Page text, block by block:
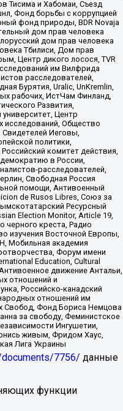
Тисима и Хабомаи, Съезд
Фонд борьбы с коррупцией
фонд природы, BDR Novaja
дом прав человека
дом прав человека
Тбилиси, Дом прав
Центр дикого лосося, TVR
им Вилфрида
расследователей,
Бурятия, Uralic, UnKremlin,
рабочих, ИстЧам Финланд,
Развития,
Центр
исследований, Общество
Иеговы,
политики,
комитет действия,
в России,
расследователей,
Свободная Россия
помощи, Антивоенный
de Rusos Libres, Союз за
Ресурсный
Election Monitor, Article 19,
черного креста, Радио
изучения Восточной Европы,
Мобильная академия
Форум имени
Education, Cultural
движение Антальи,
отношений и
Российско-канадский
отношений им
Свобод, Фонд Бориса Немцова
за свободу, Феминистское
Ингушетии,
живым, Фридом Хаус,
Лига Украины
7756/ данные
функции